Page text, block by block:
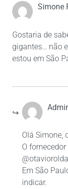
Simone
Gostaria de
gigantes… não
estou em São
Olá Simone,
O
Em São
indicar.